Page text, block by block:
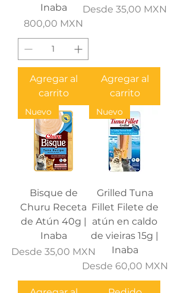
Inaba
Precio
800,00 MXN
Agregar al
carrito
Desde 35,00 MXN
Precio de oferta
Agregar al
carrito
Nuevo
Bisque de
Churu Receta
de Atún 40g |
Inaba
Desde 35,00 MXN
Precio de oferta
Nuevo
Grilled Tuna
Fillet Filete de
atún en caldo
de vieiras 15g |
Inaba
Desde 60,00 MXN
Precio de oferta